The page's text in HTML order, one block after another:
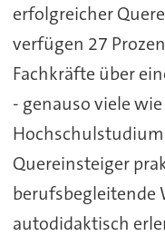
erfolgreicher
verfügen 27
Fachkräfte über
- genauso viele
Quereinsteiger
berufsbegleitende
autodidaktisch